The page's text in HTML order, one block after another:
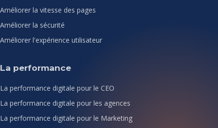
Améliorer la vitesse des pages
Améliorer la sécurité
Améliorer l'expérience utilisateur
La performance
La performance digitale pour le CEO
La performance digitale pour les agences
La performance digitale pour le Marketing